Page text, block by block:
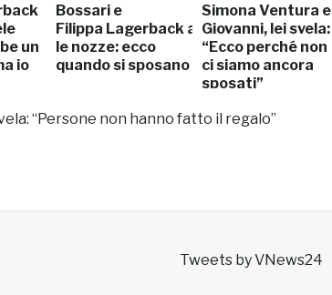
un
io
Bossari e
Filippa Lagerback anticipano
le nozze: ecco
quando si sposano
Simona Ventura e
Giovanni, lei svela:
“Ecco perché non
ci siamo ancora
sposati”
“Persone non hanno fatto il regalo”
Tweets by VNews24